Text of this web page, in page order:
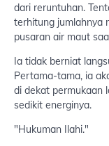
dari reruntuhan.
terhitung jumlahnya
pusaran air maut
Ia tidak berniat
Pertama-tama, ia
di dekat permukaan
sedikit energinya.
"Hukuman Ilahi."